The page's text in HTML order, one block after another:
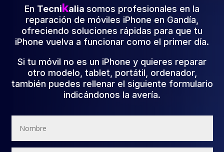
En Tecnikalia somos profesionales en la
reparación de móviles iPhone en Gandía,
ofreciendo soluciones rápidas para que tu
iPhone vuelva a funcionar como el primer día.
Si tu móvil no es un iPhone y quieres reparar
otro modelo, tablet, portátil, ordenador,
también puedes rellenar el siguiente formulario
indicándonos la avería.